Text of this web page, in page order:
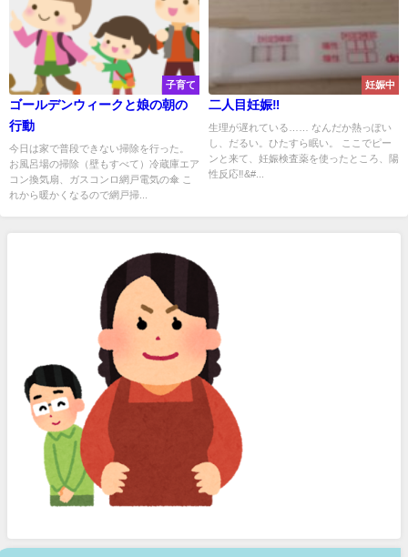
子育て
ゴールデンウィークと娘の朝の
行動
今日は家で普段できない掃除を行った。
お風呂場の掃除（壁もすべて）冷蔵庫エア
コン換気扇、ガスコンロ網戸電気の傘 こ
れから暖かくなるので網戸掃...
妊娠中
二人目妊娠‼️
生理が遅れている…… なんだか熱っぽい
し、だるい。ひたすら眠い。 ここでピー
ンと来て、妊娠検査薬を使ったところ、陽
性反応‼&#...